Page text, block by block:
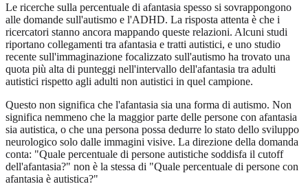
Le ricerche sulla percentuale di afantasia spesso si sovrappongono
alle domande sull'autismo e l'ADHD. La risposta attenta è che i
ricercatori stanno ancora mappando queste relazioni. Alcuni studi
riportano collegamenti tra afantasia e tratti autistici, e uno studio
recente sull'immaginazione focalizzato sull'autismo ha trovato una
quota più alta di punteggi nell'intervallo dell'afantasia tra adulti
autistici rispetto agli adulti non autistici in quel campione.
Questo non significa che l'afantasia sia una forma di autismo. Non
significa nemmeno che la maggior parte delle persone con afantasia
sia autistica, o che una persona possa dedurre lo stato dello sviluppo
neurologico solo dalle immagini visive. La direzione della domanda
conta: "Quale percentuale di persone autistiche soddisfa il cutoff
dell'afantasia?" non è la stessa di "Quale percentuale di persone con
afantasia è autistica?"